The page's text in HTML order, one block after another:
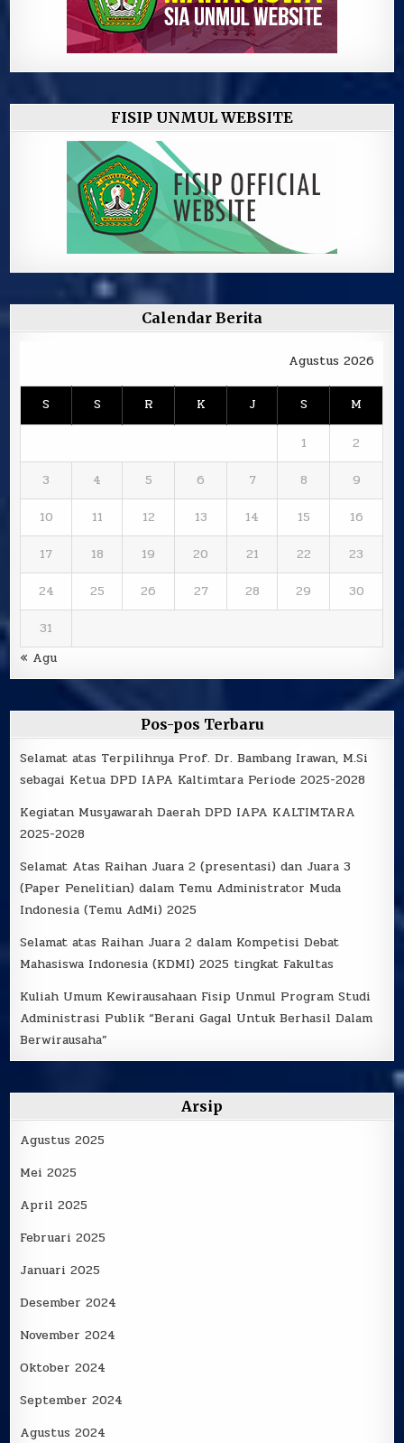
FISIP UNMUL WEBSITE
Calendar Berita
Agustus 2026
S S R K J S M
1
2
3
4 5 6 7 8
9
10
11 12 13 14 15
16
17
18 19 20 21 22
23
24
25 26 27 28 29
30
31
« Agu
Pos-pos Terbaru
Selamat atas Terpilihnya Prof. Dr. Bambang Irawan, M.Si
sebagai Ketua DPD IAPA Kaltimtara Periode 2025-2028
Kegiatan Musyawarah Daerah DPD IAPA KALTIMTARA
2025-2028
Selamat Atas Raihan Juara 2 (presentasi) dan Juara 3
(Paper Penelitian) dalam Temu Administrator Muda
Indonesia (Temu AdMi) 2025
Selamat atas Raihan Juara 2 dalam Kompetisi Debat
Mahasiswa Indonesia (KDMI) 2025 tingkat Fakultas
Kuliah Umum Kewirausahaan Fisip Unmul Program Studi
Administrasi Publik “Berani Gagal Untuk Berhasil Dalam
Berwirausaha”
Arsip
Agustus 2025
Mei 2025
April 2025
Februari 2025
Januari 2025
Desember 2024
November 2024
Oktober 2024
September 2024
Agustus 2024